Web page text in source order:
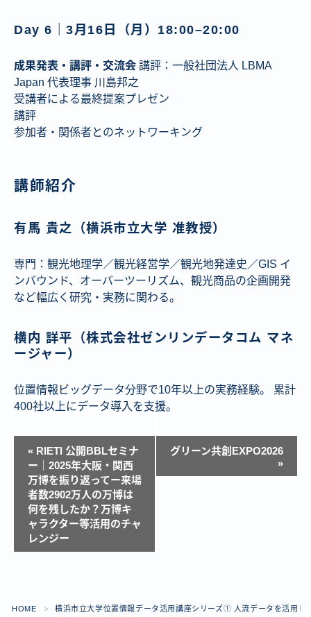
Day 6｜3月16日（月）18:00–20:00
成果発表・講評・交流会 講評：一般社団法人 LBMA
Japan 代表理事 川島邦之
受講者による最終提案プレゼン
講評
参加者・関係者とのネットワーキング
講師紹介
有馬 貴之（横浜市立大学 准教授）
専門：観光地理学／観光経営学／観光地発達史／GIS イ
ンバウンド、オーバーツーリズム、観光商品の企画開発
など幅広く研究・実務に関わる。
横内 詳平（株式会社ゼンリンデータコム マネ
ージャー）
位置情報ビッグデータ分野で10年以上の実務経験。 累計
400社以上にデータ導入を支援。
« RIETI 公開BBLセミナ
ー｜2025年大阪・関西
万博を振り返ってー来場
者数2902万人の万博は
何を残したか？万博キ
ャラクター等活用のチャ
レンジー
グリーン共創EXPO2026
»
HOME ＞ 横浜市立大学位置情報データ活用講座シリーズ① 人流データを活用